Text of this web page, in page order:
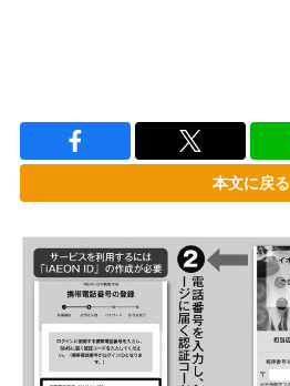
本文に戻る